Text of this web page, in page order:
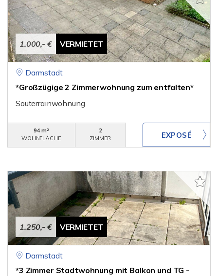
1.000,- € VERMIETET
Darmstadt
*Großzügige 2 Zimmerwohnung zum entfalten*
Souterrainwohnung
94 m²
WOHNFLÄCHE
2
ZIMMER
1.250,- € VERMIETET
Darmstadt
*3 Zimmer Stadtwohnung mit Balkon und TG -